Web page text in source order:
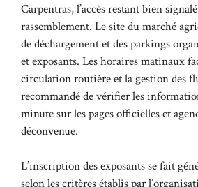
Carpentras, l’accès restant bien
rassemblement. Le site du marché
de déchargement et des parkings
et exposants. Les horaires matinaux
circulation routière et la gestion des
recommandé de vérifier les
minute sur les pages officielles et
déconvenue.
L’inscription des exposants se fait
selon les critères établis par